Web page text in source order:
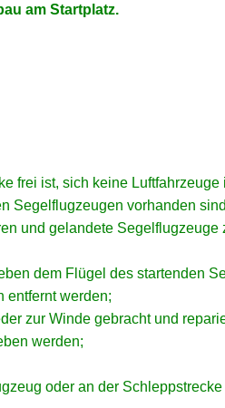
am Startplatz.
frei ist, sich keine Luftfahrzeuge
Segelflugzeugen vorhanden
und gelandete Segelflugzeuge
dem Flügel des startenden
entfernt werden;
zur Winde gebracht und
werden;
oder an der